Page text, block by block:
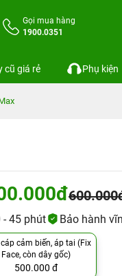
Gọi mua hàng
1900.0351
cũ giá rẻ Phụ kiện
- 45 phút Bảo hành
cảm biến, áp tai (Fix
Face, còn dây gốc)
500.000 đ